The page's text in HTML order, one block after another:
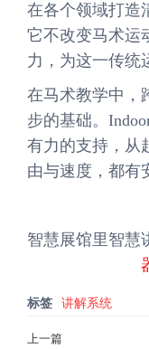
在各个领域打造
它不改变马术运
力，为这一传统
在马术教学中，
步的基础。
有力的支持，从
由与速度，都有
智慧展馆里智慧
标签 讲解系统
文
上
上一篇